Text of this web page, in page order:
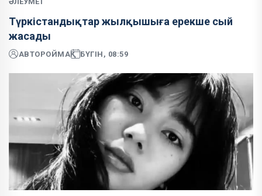
Түркістандықтар жылқышыға ерекше сый
жасады
АВТОРОЙМАҚ БҮГІН, 08:59